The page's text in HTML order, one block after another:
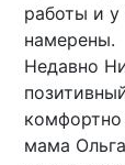
работы и
намерены.
Недавно
мама